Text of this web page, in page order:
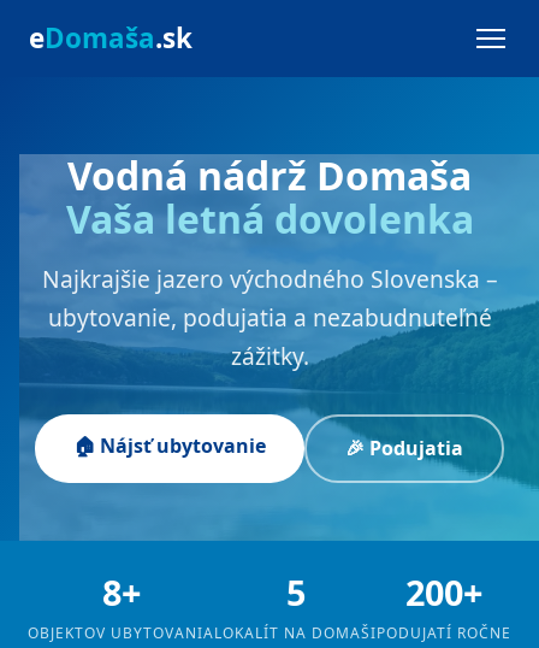
eDomaša.sk
Vodná nádrž Domaša
Vaša letná dovolenka
Najkrajšie jazero východného Slovenska –
ubytovanie, podujatia a nezabudnuteľné
zážitky.
🏠 Nájsť ubytovanie 🎉 Podujatia
8+
OBJEKTOV UBYTOVANIA
5
LOKALÍT NA DOMAŠI
200+
PODUJATÍ ROČNE